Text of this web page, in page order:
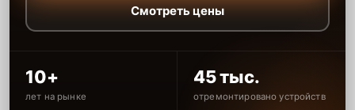
Смотреть цены
10+
лет на рынке
45 тыс.
отремонтировано устройств